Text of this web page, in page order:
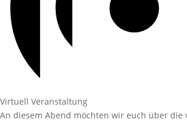
Virtuell Veranstaltung
An diesem Abend möchten wir euch über die